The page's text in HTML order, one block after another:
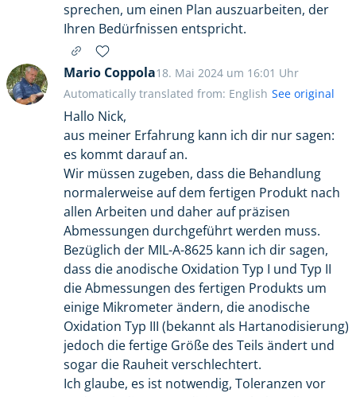
sprechen, um einen Plan auszuarbeiten, der
Ihren Bedürfnissen entspricht.
Mario Coppola18. Mai 2024 um 16:01 Uhr
Hallo Nick,
aus meiner Erfahrung kann ich dir nur sagen:
es kommt darauf an.
Wir müssen zugeben, dass die Behandlung
normalerweise auf dem fertigen Produkt nach
allen Arbeiten und daher auf präzisen
Abmessungen durchgeführt werden muss.
Bezüglich der MIL-A-8625 kann ich dir sagen,
dass die anodische Oxidation Typ I und Typ II
die Abmessungen des fertigen Produkts um
einige Mikrometer ändern, die anodische
Oxidation Typ III (bekannt als Hartanodisierung)
jedoch die fertige Größe des Teils ändert und
sogar die Rauheit verschlechtert.
Ich glaube, es ist notwendig, Toleranzen vor
Automatically translated from: English See original